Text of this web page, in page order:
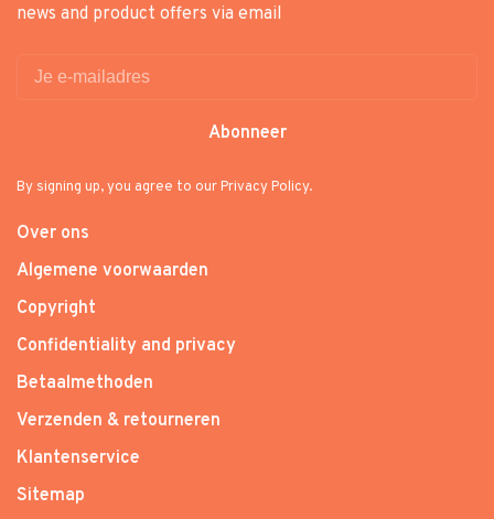
news and product offers via email
Abonneer
By signing up, you agree to our Privacy Policy.
Over ons
Algemene voorwaarden
Copyright
Confidentiality and privacy
Betaalmethoden
Verzenden & retourneren
Klantenservice
Sitemap